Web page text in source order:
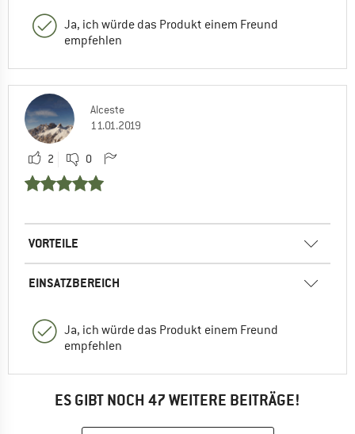
Ja, ich würde das Produkt einem Freund
empfehlen
Alceste
11.01.2019
2 0
VORTEILE
EINSATZBEREICH
Ja, ich würde das Produkt einem Freund
empfehlen
ES GIBT NOCH 47 WEITERE BEITRÄGE!